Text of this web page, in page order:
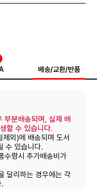
배송/교환/반품
부분배송되며, 실제 배
할 수 있습니다.
외)에 배송되며 도서
수 있습니다.
수령시 추가배송비가
달리하는 경우에는 각